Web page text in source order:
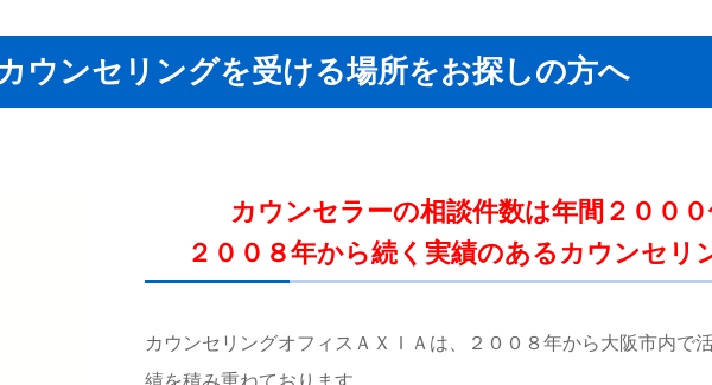
ウンセリングを受ける場所をお探しの方へ
カウンセラーの相談件数は年間２００
２００８年から続く実績のあるカウンセリ
カウンセリングオフィスＡＸＩＡは、２００８年から大阪市内で